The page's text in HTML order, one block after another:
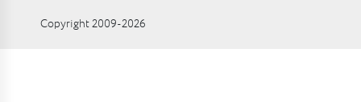
Copyright 2009-2026